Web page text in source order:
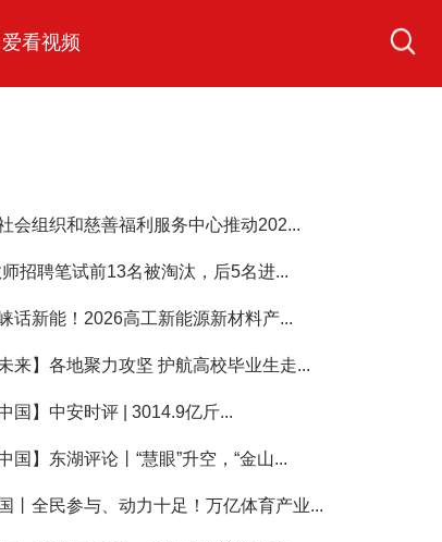
爱看视频
会组织和慈善福利服务中心推动202...
师招聘笔试前13名被淘汰，后5名进...
话新能！2026高工新能源新材料产...
未来】各地聚力攻坚 护航高校毕业生走...
国】中安时评 | 3014.9亿斤...
国】东湖评论丨“慧眼”升空，“金山...
丨全民参与、动力十足！万亿体育产业...